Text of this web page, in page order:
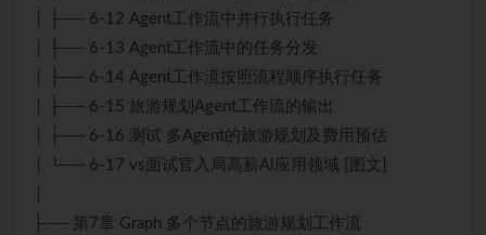
│ ├── 6-12 Agent工作流中并行执行任务
│ ├── 6-13 Agent工作流中的任务分发
│ ├── 6-14 Agent工作流按照流程顺序执行任务
│ ├── 6-15 旅游规划Agent工作流的输出
│ ├── 6-16 测试 多Agent的旅游规划及费用预估
│ └── 6-17 vs面试官入局高薪Ai应用领域 [图文]
├── 第7章 Graph 多个节点的旅游规划工作流